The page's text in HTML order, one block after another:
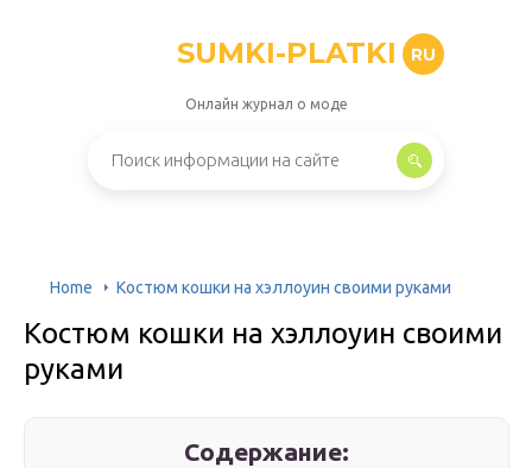
SUMKI-PLATKI RU
Онлайн журнал о моде
Home Костюм кошки на хэллоуин своими руками
Костюм кошки на хэллоуин своими
руками
Содержание: